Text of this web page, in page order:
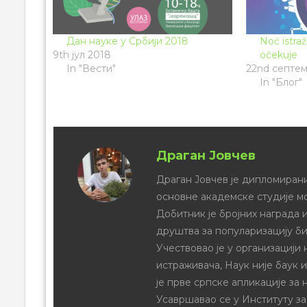
Дан науке у Србији 2018
9th јул 2018
In "Вести"
Noć
očekuje
22nd
In "Блог"
Драган Јовчев
Драган Јовчев је
основне академске студије
Добитник је бројних награда
друштва за популаризацију
Учествовао је у
истраживача, Наук није
је прве српске апликације за
Усавршавао се у Институту